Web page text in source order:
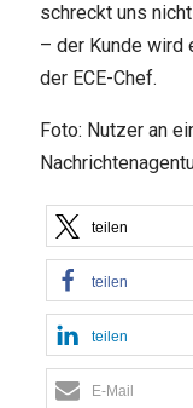
schreckt uns
– der Kunde wird
der ECE-Chef.
Foto: Nutzer an
teilen
teilen
teilen
E-Mail